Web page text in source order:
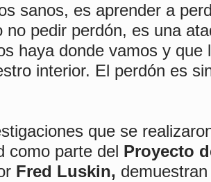
sanos, es aprender a
no pedir perdón, es una
haya donde vamos y que
interior. El perdón es
que se
como parte del Proyecto
Fred Luskin,